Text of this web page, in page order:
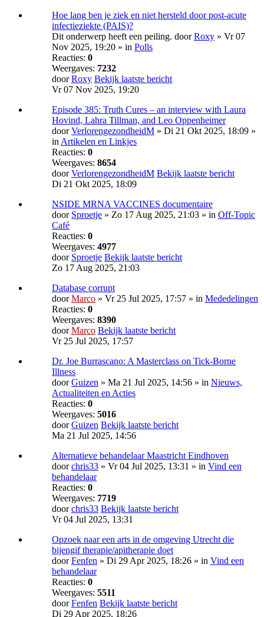
Hoe lang ben je ziek en niet hersteld door post-acute
infectieziekte (PAIS)?
Dit onderwerp heeft een peiling. doorRoxy » Vr 07
Nov 2025, 19:20 » in Polls
Reacties: 0
Weergaves: 7232
doorRoxy Bekijk laatste bericht
Vr 07 Nov 2025, 19:20
Episode 385: Truth Cures – an interview with Laura
Hovind, Lahra Tillman, and Leo Oppenheimer
doorVerlorengezondheidM » Di 21 Okt 2025, 18:09 »
in Artikelen en Linkjes
Reacties: 0
Weergaves: 8654
doorVerlorengezondheidM Bekijk laatste bericht
Di 21 Okt 2025, 18:09
NSIDE MRNA VACCINES documentaire
door Sproetje » Zo 17 Aug 2025, 21:03 » in Off-Topic
Café
Reacties: 0
Weergaves: 4977
door Sproetje Bekijk laatste bericht
Zo 17 Aug 2025, 21:03
Database corrupt
doorMarco » Vr 25 Jul 2025, 17:57 » in Mededelingen
Reacties: 0
Weergaves: 8390
doorMarco Bekijk laatste bericht
Vr 25 Jul 2025, 17:57
Dr. Joe Burrascano: A Masterclass on Tick-Borne
Illness
doorGuizen » Ma 21 Jul 2025, 14:56 » in Nieuws,
Actualiteiten en Acties
Reacties: 0
Weergaves: 5016
doorGuizen Bekijk laatste bericht
Ma 21 Jul 2025, 14:56
Alternatieve behandelaar Maastricht Eindhoven
doorchris33 » Vr 04 Jul 2025, 13:31 » in Vind een
behandelaar
Reacties: 0
Weergaves: 7719
doorchris33 Bekijk laatste bericht
Vr 04 Jul 2025, 13:31
Opzoek naar een arts in de omgeving Utrecht die
bijengif therapie/apitherapie doet
doorFenfen » Di 29 Apr 2025, 18:26 » in Vind een
behandelaar
Reacties: 0
Weergaves: 5511
doorFenfen Bekijk laatste bericht
Di 29 Apr 2025, 18:26